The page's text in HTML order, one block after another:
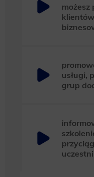
możesz
usługi,
grup